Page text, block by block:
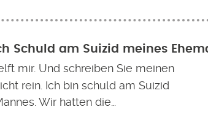
Schuld am Suizid meines
mir. Und schreiben Sie meinen
rein. Ich bin schuld am Suizid
Wir hatten die…